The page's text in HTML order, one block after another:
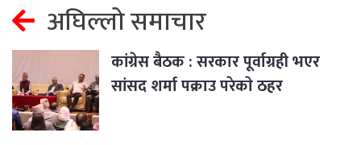
अघिल्लो समाचार
कांग्रेस बैठक : सरकार पूर्वाग्रही भएर
सांसद शर्मा पक्राउ परेकाे ठहर